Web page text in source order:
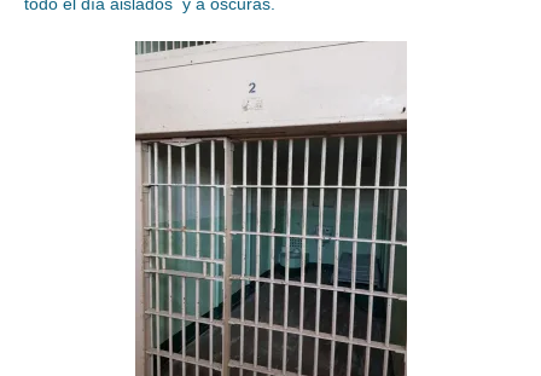
todo el día aislados y a oscuras.